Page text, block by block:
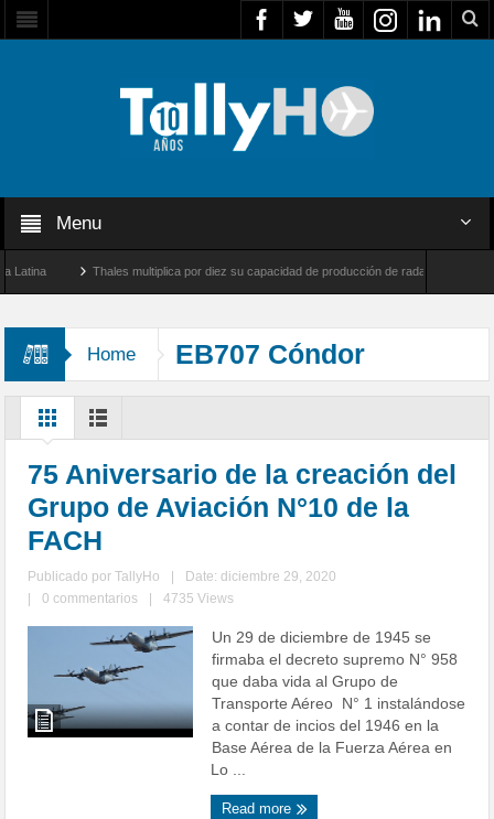
Menu
Thales multiplica por diez su capacidad de producción de radares en Brasil
Home EB707 Cóndor
75 Aniversario de la creación del
Grupo de Aviación N°10 de la
FACH
Publicado porTallyHo
Date: diciembre 29, 2020
0 commentarios 4735 Views
Un 29 de diciembre de 1945 se
firmaba el decreto supremo N° 958
que daba vida al Grupo de
Transporte Aéreo N° 1 instalándose
a contar de incios del 1946 en la
Base Aérea de la Fuerza Aérea en
Lo ...
Read more